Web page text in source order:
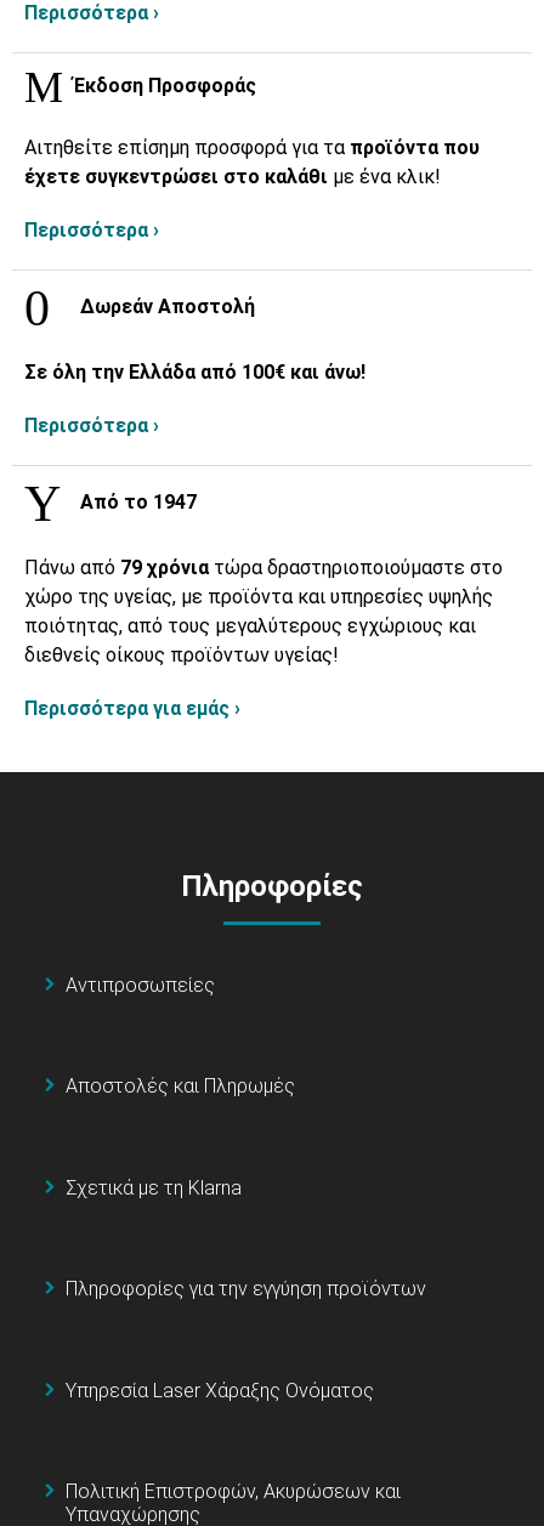
Περισσότερα ›
Έκδοση Προσφοράς
Αιτηθείτε επίσημη προσφορά για τα προϊόντα που
έχετε συγκεντρώσει στο καλάθι με ένα κλικ!
Περισσότερα ›
Δωρεάν Αποστολή
Σε όλη την Ελλάδα από 100€ και άνω!
Περισσότερα ›
Από το 1947
Πάνω από 79 χρόνια τώρα δραστηριοποιούμαστε στο
χώρο της υγείας, με προϊόντα και υπηρεσίες υψηλής
ποιότητας, από τους μεγαλύτερους εγχώριους και
διεθνείς οίκους προϊόντων υγείας!
Περισσότερα για εμάς ›
Πληροφορίες
Αντιπροσωπείες
Αποστολές και Πληρωμές
Σχετικά με τη Klarna
Πληροφορίες για την εγγύηση προϊόντων
Υπηρεσία Laser Χάραξης Ονόματος
Πολιτική Επιστροφών, Ακυρώσεων και
Υπαναχώρησης